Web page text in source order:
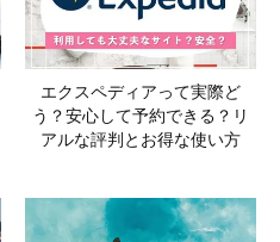
エクスペディアって実際ど
う？安心して予約できる？リ
アルな評判とお得な使い方